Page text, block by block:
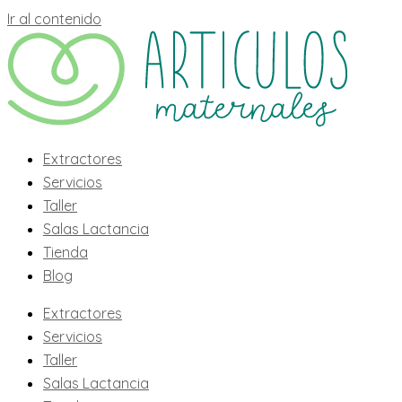
Ir al contenido
Extractores
Servicios
Taller
Salas Lactancia
Tienda
Blog
Extractores
Servicios
Taller
Salas Lactancia